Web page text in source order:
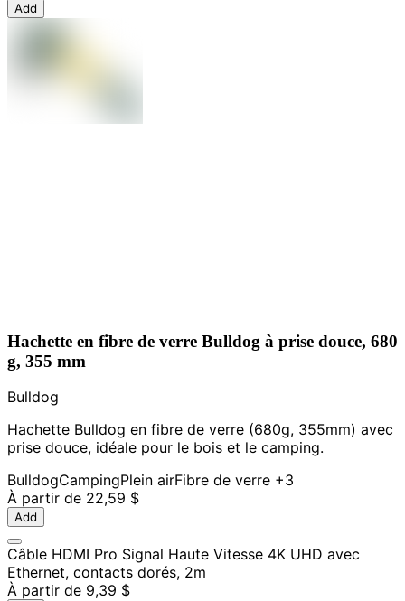
Add
Hachette en fibre de verre Bulldog à prise douce, 680
g, 355 mm
Bulldog
Hachette Bulldog en fibre de verre (680g, 355mm) avec
prise douce, idéale pour le bois et le camping.
BulldogCampingPlein airFibre de verre +3
À partir de 22,59 $
Add
Câble HDMI Pro Signal Haute Vitesse 4K UHD avec
Ethernet, contacts dorés, 2m
À partir de 9,39 $